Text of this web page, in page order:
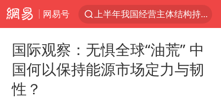
网易号
杭州机场已取消航班388架次
白海豚北上或致京津冀暴雨
中国第1高楼阻尼器摆动明显
国际观察：无惧全球“油荒” 中
国何以保持能源市场定力与韧
性？